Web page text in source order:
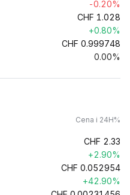
-0.20%
CHF 1.028
+0.80%
CHF 0.999748
0.00%
Cena i 24H%
CHF 2.33
+2.90%
CHF 0.052954
+42.90%